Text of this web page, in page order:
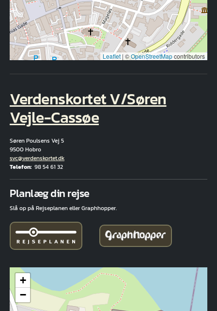
Leaflet | ©OpenStreetMapcontributors
Verdenskortet V/Søren
Vejle-Cassøe
Søren Poulsens Vej 5
9500 Hobro
E-mail
svc@verdenskortet.dk
Telefon 98 54 61 32
Planlæg din rejse
Slå op på Rejseplanen eller Graphhopper.
+
−